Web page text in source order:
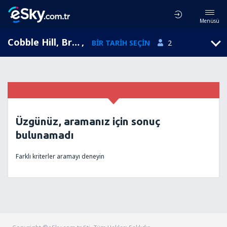
Menüsü
Cobble Hill, Britanya Kolumbiyası, Kanada , BIR TARIH SEÇIN 2
Üzgünüz, aramanız için sonuç
bulunamadı
Farklı kriterler aramayı deneyin